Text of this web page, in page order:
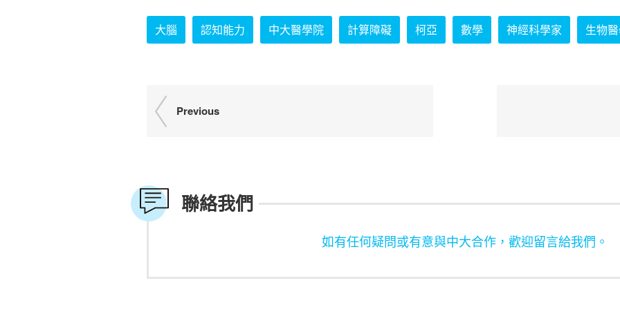
大腦 認知能力 中大醫學院 計算障礙 柯亞 數學 神經科學家 生物
Previous
聯絡我們
如有任何疑問或有意與中大合作，歡迎留言給我們。